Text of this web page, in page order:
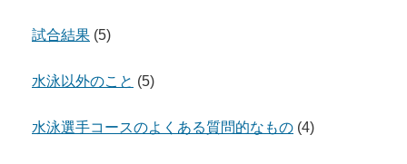
試合結果 (5)
水泳以外のこと (5)
水泳選手コースのよくある質問的なもの (4)